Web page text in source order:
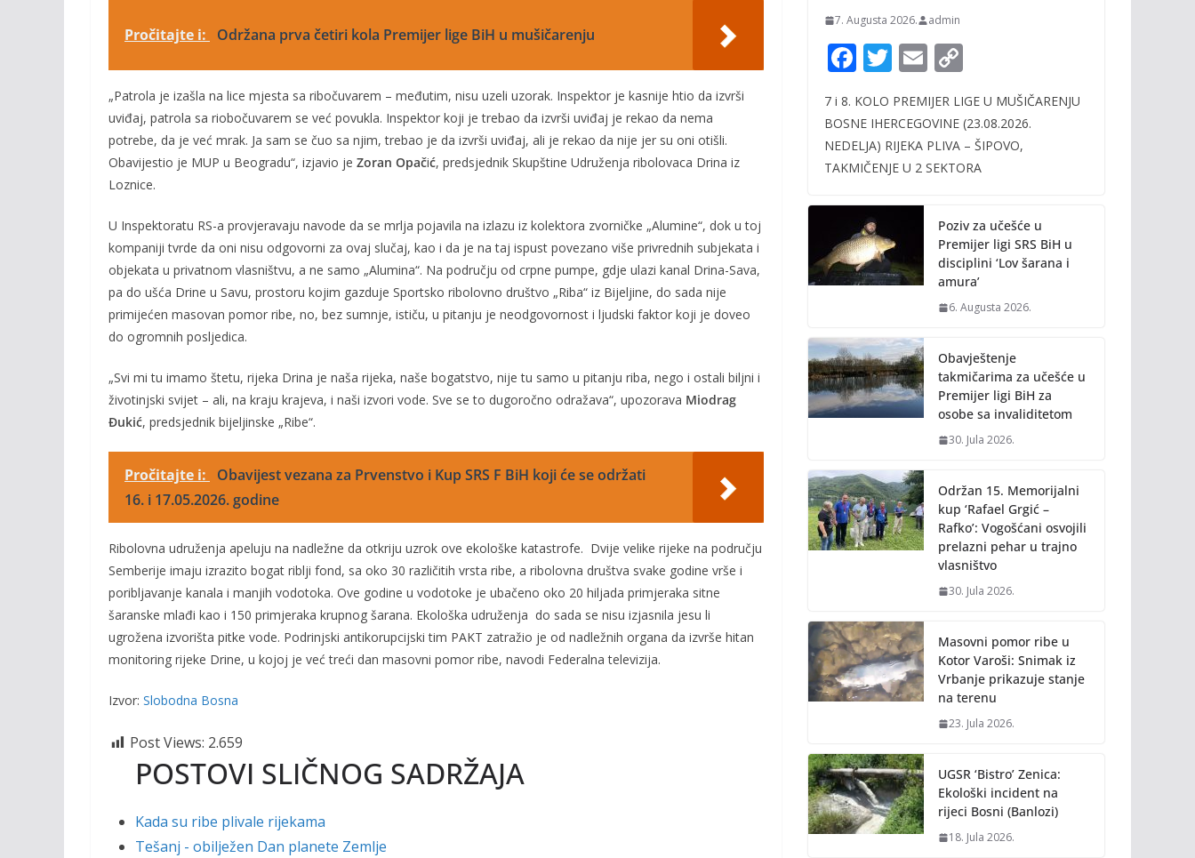
Pročitajte i: Održana prva četiri kola Premijer lige BiH u mušičarenju
„Patrola je izašla na lice mjesta sa ribočuvarem – međutim, nisu uzeli uzorak. Inspektor je kasnije htio da izvrši
uviđaj, patrola sa riobočuvarem se već povukla. Inspektor koji je trebao da izvrši uviđaj je rekao da nema
potrebe, da je već mrak. Ja sam se čuo sa njim, trebao je da izvrši uviđaj, ali je rekao da nije jer su oni otišli.
Obavijestio je MUP u Beogradu“, izjavio je Zoran Opačić, predsjednik Skupštine Udruženja ribolovaca Drina iz
Loznice.
U Inspektoratu RS-a provjeravaju navode da se mrlja pojavila na izlazu iz kolektora zvorničke „Alumine“, dok u toj
kompaniji tvrde da oni nisu odgovorni za ovaj slučaj, kao i da je na taj ispust povezano više privrednih subjekata i
objekata u privatnom vlasništvu, a ne samo „Alumina“. Na području od crpne pumpe, gdje ulazi kanal Drina-Sava,
pa do ušća Drine u Savu, prostoru kojim gazduje Sportsko ribolovno društvo „Riba“ iz Bijeljine, do sada nije
primijećen masovan pomor ribe, no, bez sumnje, ističu, u pitanju je neodgovornost i ljudski faktor koji je doveo
do ogromnih posljedica.
„Svi mi tu imamo štetu, rijeka Drina je naša rijeka, naše bogatstvo, nije tu samo u pitanju riba, nego i ostali biljni i
životinjski svijet – ali, na kraju krajeva, i naši izvori vode. Sve se to dugoročno odražava“, upozorava Miodrag
Đukić, predsjednik bijeljinske „Ribe“.
Pročitajte i:
Obavijest vezana za Prvenstvo i Kup SRS F BiH koji će se održati
16. i 17.05.2026. godine
Ribolovna udruženja apeluju na nadležne da otkriju uzrok ove ekološke katastrofe. Dvije velike rijeke na području
Semberije imaju izrazito bogat riblji fond, sa oko 30 različitih vrsta ribe, a ribolovna društva svake godine vrše i
poribljavanje kanala i manjih vodotoka. Ove godine u vodotoke je ubačeno oko 20 hiljada primjeraka sitne
šaranske mlađi kao i 150 primjeraka krupnog šarana. Ekološka udruženja do sada se nisu izjasnila jesu li
ugrožena izvorišta pitke vode. Podrinjski antikorupcijski tim PAKT zatražio je od nadležnih organa da izvrše hitan
monitoring rijeke Drine, u kojoj je već treći dan masovni pomor ribe, navodi Federalna televizija.
Izvor: Slobodna Bosna
Post Views: 2.659
POSTOVI SLIČNOG SADRŽAJA
Kada su ribe plivale rijekama
Tešanj - obilježen Dan planete Zemlje
7. Augusta 2026. admin
F
e
b
o
o
k
T
itt
er
E
ai
l
p
y
Li
k
7 i 8. KOLO PREMIJER LIGE U MUŠIČARENJU
BOSNE IHERCEGOVINE (23.08.2026.
NEDELJA) RIJEKA PLIVA – ŠIPOVO,
TAKMIČENJE U 2 SEKTORA
Poziv za učešće u
Premijer ligi SRS BiH u
disciplini ‘Lov šarana i
amura’
6. Augusta 2026.
Obavještenje
takmičarima za učešće u
Premijer ligi BiH za
osobe sa invaliditetom
30. Jula 2026.
Održan 15. Memorijalni
kup ‘Rafael Grgić –
Rafko’: Vogošćani osvojili
prelazni pehar u trajno
vlasništvo
30. Jula 2026.
Masovni pomor ribe u
Kotor Varoši: Snimak iz
Vrbanje prikazuje stanje
na terenu
23. Jula 2026.
UGSR ‘Bistro’ Zenica:
Ekološki incident na
rijeci Bosni (Banlozi)
18. Jula 2026.